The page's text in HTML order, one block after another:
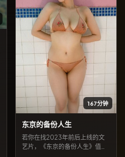
167分钟
东京的备份人生
若你在找2023年前后上线的文
艺片，《东京的备份人生》值得